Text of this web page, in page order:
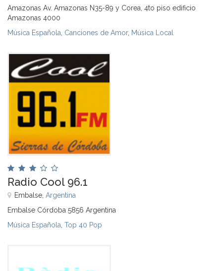
Amazonas Av. Amazonas N35-89 y Corea, 4to piso edificio
Amazonas 4000
Música Española Canciones de Amor, Música Local
Radio Cool 96.1
Embalse, Argentina
Embalse Córdoba 5856 Argentina
Música Española Top 40 Pop